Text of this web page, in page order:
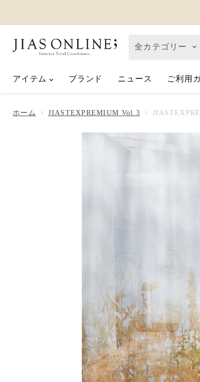
全カテゴリー
アイテム ブランド ご利用
ニュース
2026.07.10 夏季休業のお知らせ
【2026父の日】お父さんへ「
ホーム JIASTEXPREMIUM Vol.3